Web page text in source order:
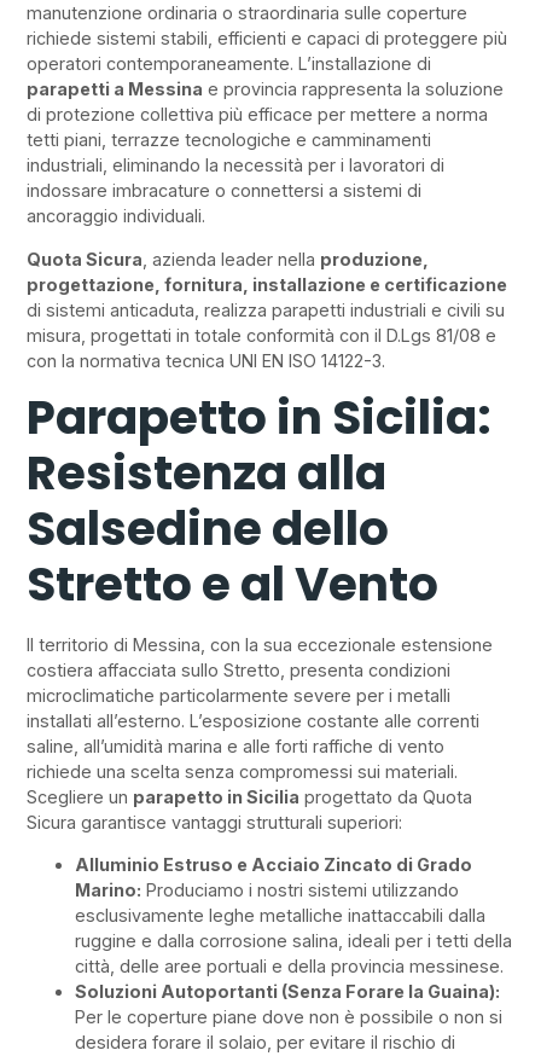
manutenzione ordinaria o straordinaria sulle coperture
richiede sistemi stabili, efficienti e capaci di proteggere più
operatori contemporaneamente. L’installazione di
parapetti a Messina e provincia rappresenta la soluzione
di protezione collettiva più efficace per mettere a norma
tetti piani, terrazze tecnologiche e camminamenti
industriali, eliminando la necessità per i lavoratori di
indossare imbracature o connettersi a sistemi di
ancoraggio individuali.
Quota Sicura , azienda leader nella produzione,
progettazione, fornitura, installazione e certificazione
di sistemi anticaduta, realizza parapetti industriali e civili su
misura, progettati in totale conformità con il D.Lgs 81/08 e
con la normativa tecnica UNI EN ISO 14122-3.
Parapetto in Sicilia:
Resistenza alla
Salsedine dello
Stretto e al Vento
Il territorio di Messina, con la sua eccezionale estensione
costiera affacciata sullo Stretto, presenta condizioni
microclimatiche particolarmente severe per i metalli
installati all’esterno. L’esposizione costante alle correnti
saline, all’umidità marina e alle forti raffiche di vento
richiede una scelta senza compromessi sui materiali.
Scegliere un parapetto in Sicilia progettato da Quota
Sicura garantisce vantaggi strutturali superiori:
Alluminio Estruso e Acciaio Zincato di Grado
Marino: Produciamo i nostri sistemi utilizzando
esclusivamente leghe metalliche inattaccabili dalla
ruggine e dalla corrosione salina, ideali per i tetti della
città, delle aree portuali e della provincia messinese.
Soluzioni Autoportanti (Senza Forare la Guaina):
Per le coperture piane dove non è possibile o non si
desidera forare il solaio, per evitare il rischio di